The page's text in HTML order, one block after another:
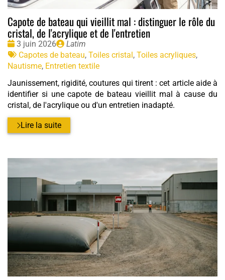
Capote de bateau qui vieillit mal : distinguer le rôle du
cristal, de l'acrylique et de l'entretien
Date
:
3 juin 2026
Publié
par
Latim
Tags
:
Capotes de bateau, Toiles cristal, Toiles acryliques,
Nautisme, Entretien textile
Jaunissement, rigidité, coutures qui tirent : cet article aide à
identifier si une capote de bateau vieillit mal à cause du
cristal, de l'acrylique ou d'un entretien inadapté.
Lire la suite